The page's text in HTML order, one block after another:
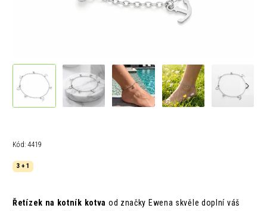
Kód: 4419
3 + 1
Řetízek na kotník kotva od značky Ewena skvěle doplní váš